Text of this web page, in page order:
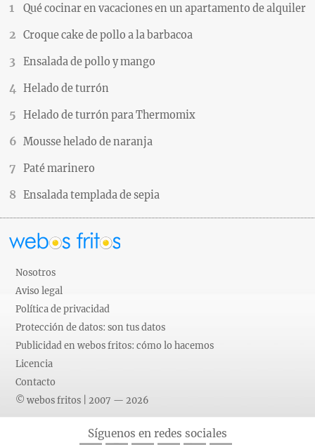
Qué cocinar en vacaciones en un apartamento de alquiler
Croque cake de pollo a la barbacoa
Ensalada de pollo y mango
Helado de turrón
Helado de turrón para Thermomix
Mousse helado de naranja
Paté marinero
Ensalada templada de sepia
Nosotros
Aviso legal
Política de privacidad
Protección de datos: son tus datos
Publicidad en webos fritos: cómo lo hacemos
Licencia
Contacto
© webos fritos | 2007 — 2026
Síguenos en redes sociales